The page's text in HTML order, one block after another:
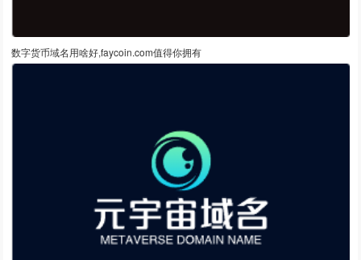
数字货币域名用啥好,faycoin.com值得你拥有